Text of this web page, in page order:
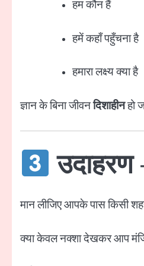
हम कौन हैं
हमें कहाँ पहुँचना है
हमारा लक्ष्य क्या है
ज्ञान के बिना जीवनदिशाहीनहो
उदाहरण
मान लीजिए आपके पास किसी
क्या केवल नक्शा देखकर आप